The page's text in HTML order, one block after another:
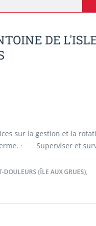
DE
sur la gestion et la
· Superviser et
Qualités recherchées
Respect et
et débrouillardise ·
DOULEURS (ÎLE AUX GRUES),